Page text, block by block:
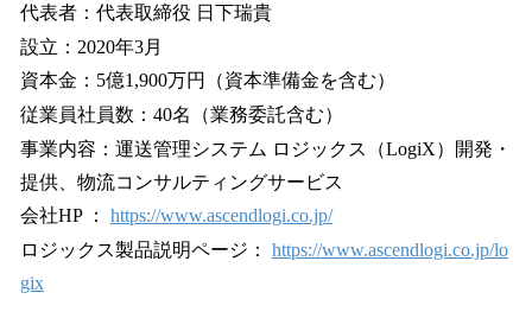
代表者：代表取締役 日下瑞貴
設立：2020年3月
資本金：5億1,900万円（資本準備金を含む）
従業員社員数：40名（業務委託含む）
事業内容：運送管理システム ロジックス（LogiX）開発・
提供、物流コンサルティングサービス
会社HP ： https://www.ascendlogi.co.jp/
ロジックス製品説明ページ： https://www.ascendlogi.co.jp/lo
gix